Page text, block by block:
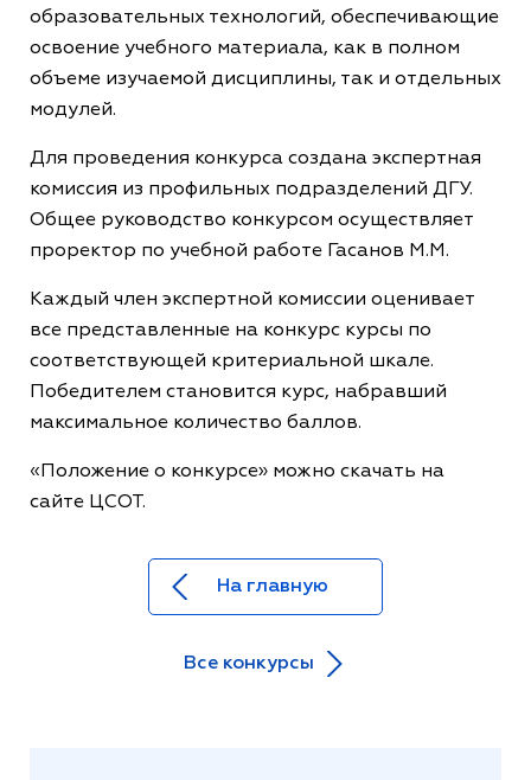
образовательных технологий, обеспечивающие
освоение учебного материала, как в полном
объеме изучаемой дисциплины, так и отдельных
модулей.
Для проведения конкурса создана экспертная
комиссия из профильных подразделений ДГУ.
Общее руководство конкурсом осуществляет
проректор по учебной работе Гасанов М.М.
Каждый член экспертной комиссии оценивает
все представленные на конкурс курсы по
соответствующей критериальной шкале.
Победителем становится курс, набравший
максимальное количество баллов.
«Положение о конкурсе» можно скачать на
сайте ЦСОТ.
На главную
Все конкурсы